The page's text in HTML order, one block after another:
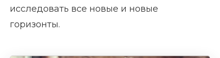
исследовать все новые и новые
горизонты.